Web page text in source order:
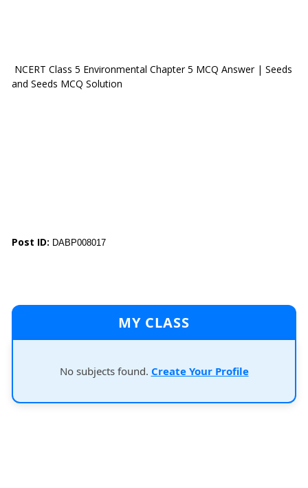
NCERT Class 5 Environmental Chapter 5 MCQ Answer | Seeds
and Seeds MCQ Solution
Post ID: DABP008017
MY CLASS
No subjects found. Create Your Profile